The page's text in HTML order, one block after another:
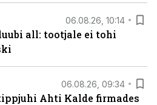
06.08.26, 10:14
all: tootjale ei tohi
06.08.26, 09:34
Ahti Kalde firmades